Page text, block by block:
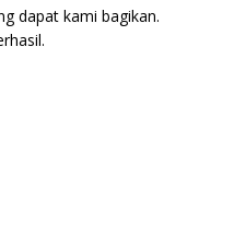
dapat kami bagikan.